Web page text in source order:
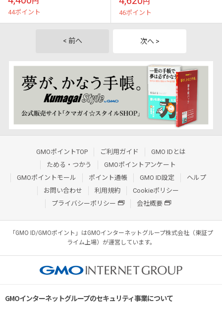
44ポイント 46ポイント
< 前へ 次へ >
GMOポイントTOP ご利用ガイド
GMO IDとは
ためる・つかう
GMOポイントアンケート
GMOポイントモール
ポイント通帳 GMO ID設定
ヘルプ
お問い合わせ
利用規約
Cookieポリシー
プライバシーポリシー
会社概要
「GMO ID/GMOポイント」はGMOインターネットグループ株式会社（東証プ
ライム上場）が運営しています。
GMOインターネットグループのセキュリティ事業について